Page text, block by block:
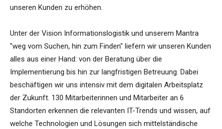
unseren Kunden zu erhöhen.
Unter der Vision Informationslogistik und unserem Mantra
"weg vom Suchen, hin zum Finden" liefern wir unseren Kunden
alles aus einer Hand: von der Beratung über die
Implementierung bis hin zur langfristigen Betreuung. Dabei
beschäftigen wir uns intensiv mit dem digitalen Arbeitsplatz
der Zukunft. 130 Mitarbeiterinnen und Mitarbeiter an 6
Standorten erkennen die relevanten IT-Trends und wissen, auf
welche Technologien und Lösungen sich mittelständische